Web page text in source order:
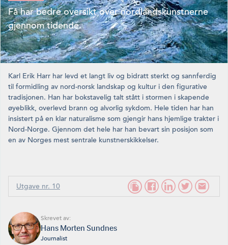
Få har bedre oversikt over nordlandskunstnerne
gjennom tidende.
Karl Erik Harr har levd et langt liv og bidratt sterkt og sannferdig
til formidling av nord-norsk landskap og kultur i den figurative
tradisjonen. Han har bokstavelig talt stått i stormen i skapende
øyeblikk, overlevd brann og alvorlig sykdom. Hele tiden har han
insistert på en klar naturalisme som gjengir hans hjemlige trakter i
Nord-Norge. Gjennom det hele har han bevart sin posisjon som
en av Norges mest sentrale kunstnerskikkelser.
Utgave nr. 10
Skrevet av:
Hans Morten Sundnes
Journalist